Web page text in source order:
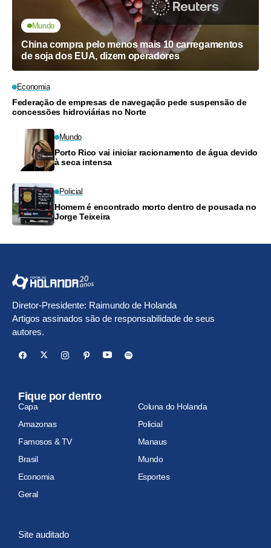
Mundo
China compra pelo menos mais 10 carregamentos
de soja dos EUA, dizem operadores
Economia
Federação de empresas de navegação pede suspensão de
concessões hidroviárias no Norte
Mundo
Porto Rico vai iniciar racionamento de água devido
à seca intensa
Policial
Homem é encontrado morto dentro de pousada no
Jorge Teixeira
Diretor-Presidente: Raimundo de Holanda
Artigos assinados são de responsabilidade de seus
autores.
Fique por dentro
Capa
Coluna do Holanda
Amazonas
Policial
Famosos & TV
Manaus
Brasil
Mundo
Economia
Esportes
Geral
Site auditado